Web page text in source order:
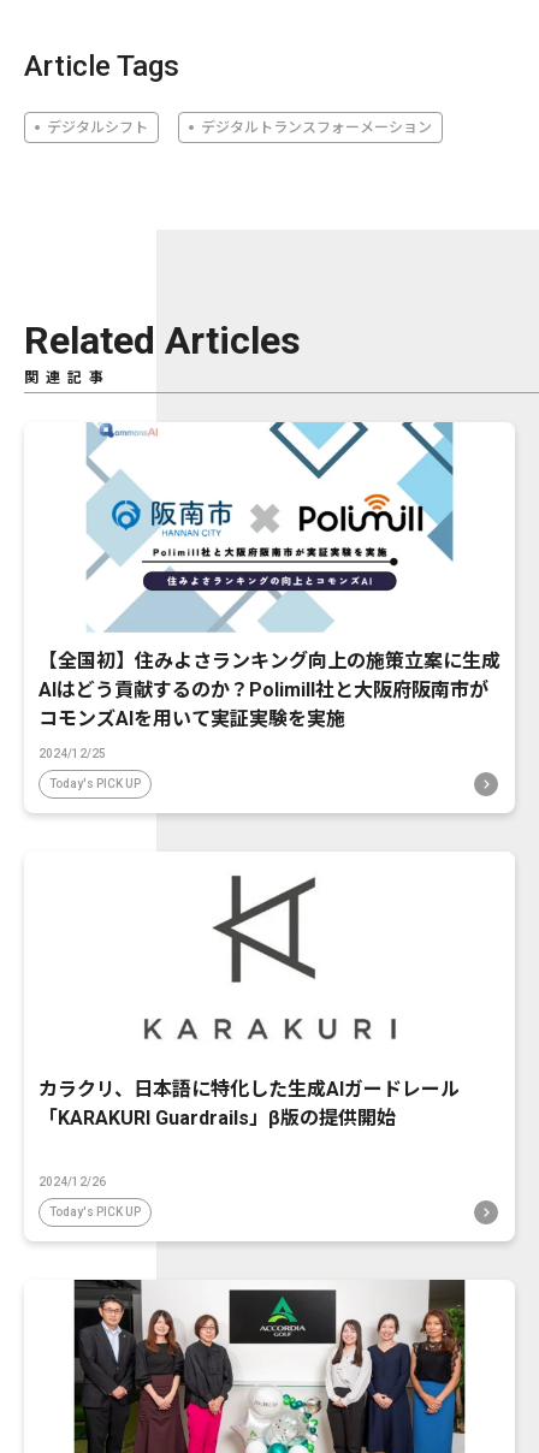
Article Tags
デジタルシフト デジタルトランスフォーメーション
Related Articles
関連記事
【全国初】住みよさランキング向上の施策立案に生成
AIはどう貢献するのか？Polimill社と大阪府阪南市が
コモンズAIを用いて実証実験を実施
2024/12/25
Today's PICK UP
カラクリ、日本語に特化した生成AIガードレール
「KARAKURI Guardrails」β版の提供開始
2024/12/26
Today's PICK UP